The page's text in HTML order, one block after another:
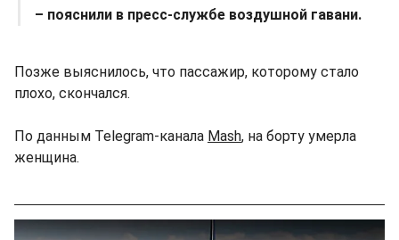
– пояснили в пресс-службе воздушной гавани.
Позже выяснилось, что пассажир, которому стало
плохо, скончался.
По данным Telegram-канала Mash, на борту умерла
женщина.